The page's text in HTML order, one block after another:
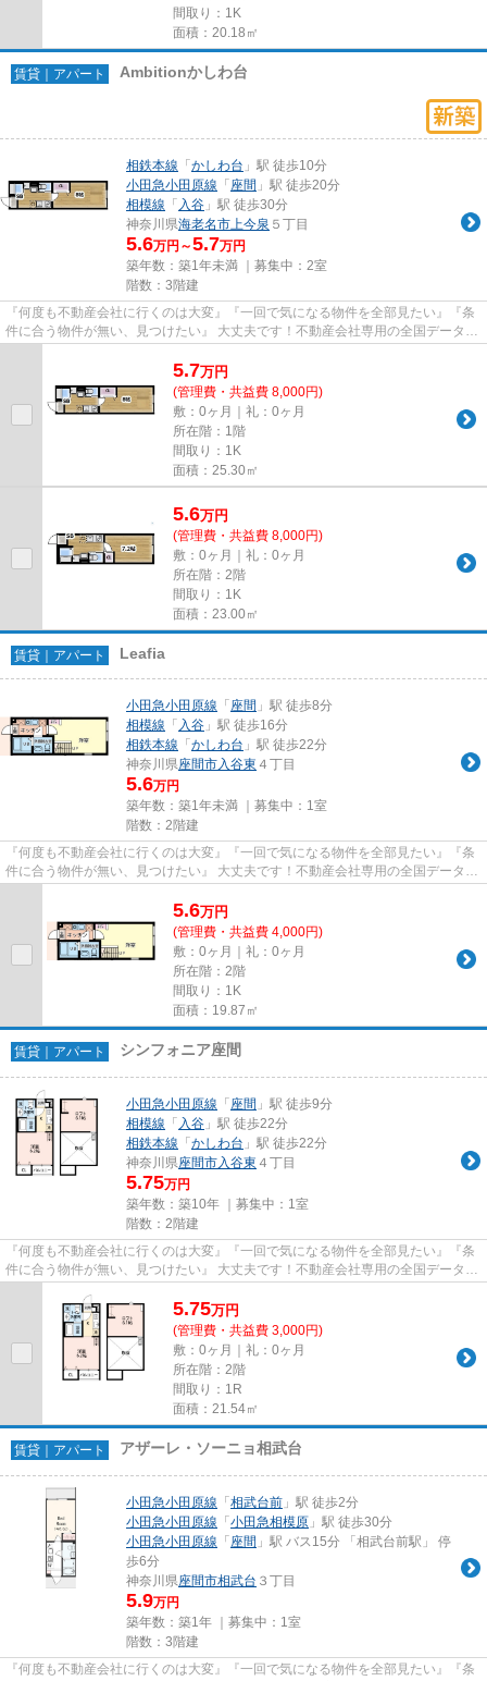
間取り：1K
面積：20.18㎡
賃貸｜アパート Ambitionかしわ台
相鉄本線 「 かしわ台 」駅 徒歩10分
小田急小田原線 「 座間 」駅 徒歩20分
相模線 「 入谷 」駅 徒歩30分
神奈川県海老名市上今泉 ５丁目
5.6万円～5.7万円
築年数：築1年未満 ｜募集中： 2室
階数：3階建
『何度も不動産会社に行くのは大変』『一回で気になる物件を全部見たい』『条
件に合う物件が無い、見つけたい』 大丈夫です！不動産会社専用の全国データベ
5.7万円
(管理費・共益費 8,000円)
敷：0ヶ月｜礼：0ヶ月
所在階：1階
間取り：1K
面積：25.30㎡
5.6万円
(管理費・共益費 8,000円)
敷：0ヶ月｜礼：0ヶ月
所在階：2階
間取り：1K
面積：23.00㎡
賃貸｜アパート Leafia
小田急小田原線 「 座間 」駅 徒歩8分
相模線 「 入谷 」駅 徒歩16分
相鉄本線 「 かしわ台 」駅 徒歩22分
神奈川県座間市入谷東 ４丁目
5.6万円
築年数：築1年未満 ｜募集中： 1室
階数：2階建
『何度も不動産会社に行くのは大変』『一回で気になる物件を全部見たい』『条
件に合う物件が無い、見つけたい』 大丈夫です！不動産会社専用の全国データベ
5.6万円
(管理費・共益費 4,000円)
敷：0ヶ月｜礼：0ヶ月
所在階：2階
間取り：1K
面積：19.87㎡
賃貸｜アパート シンフォニア座間
小田急小田原線 「 座間 」駅 徒歩9分
相模線 「 入谷 」駅 徒歩22分
相鉄本線 「 かしわ台 」駅 徒歩22分
神奈川県座間市入谷東 ４丁目
5.75万円
築年数：築10年 ｜募集中： 1室
階数：2階建
『何度も不動産会社に行くのは大変』『一回で気になる物件を全部見たい』『条
件に合う物件が無い、見つけたい』 大丈夫です！不動産会社専用の全国データベ
5.75万円
(管理費・共益費 3,000円)
敷：0ヶ月｜礼：0ヶ月
所在階：2階
間取り：1R
面積：21.54㎡
賃貸｜アパート アザーレ・ソーニョ相武台
小田急小田原線 「 相武台前 」駅 徒歩2分
小田急小田原線 「 小田急相模原 」駅 徒歩30分
小田急小田原線 「 座間 」駅 バス15分 「相武台前駅」 停
歩6分
神奈川県座間市相武台 ３丁目
5.9万円
築年数：築1年 ｜募集中： 1室
階数：3階建
『何度も不動産会社に行くのは大変』『一回で気になる物件を全部見たい』『条